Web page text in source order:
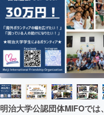
テクノロジー・
映像・映画
ビジネス・起業
まちづくり・地
明治大学公認団体MIFOでは